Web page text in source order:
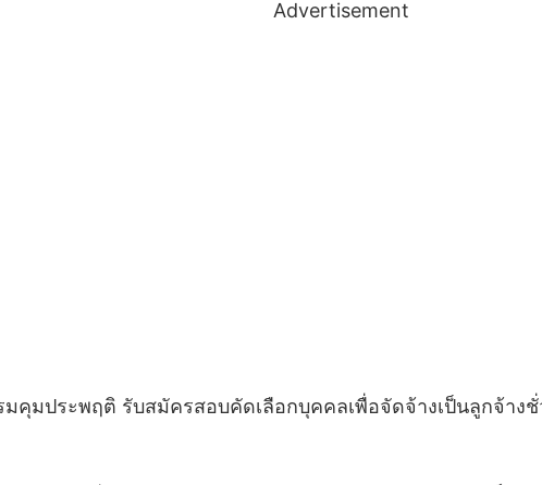
Advertisement
คุมประพฤติ รับสมัครสอบคัดเลือกบุคคลเพื่อจัดจ้างเป็นลูกจ้า